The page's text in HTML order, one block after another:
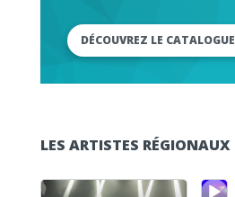
DÉCOUVREZ LE CATALOGUE
LES ARTISTES RÉGIONAUX
Lecteur audio
Lecteur audio